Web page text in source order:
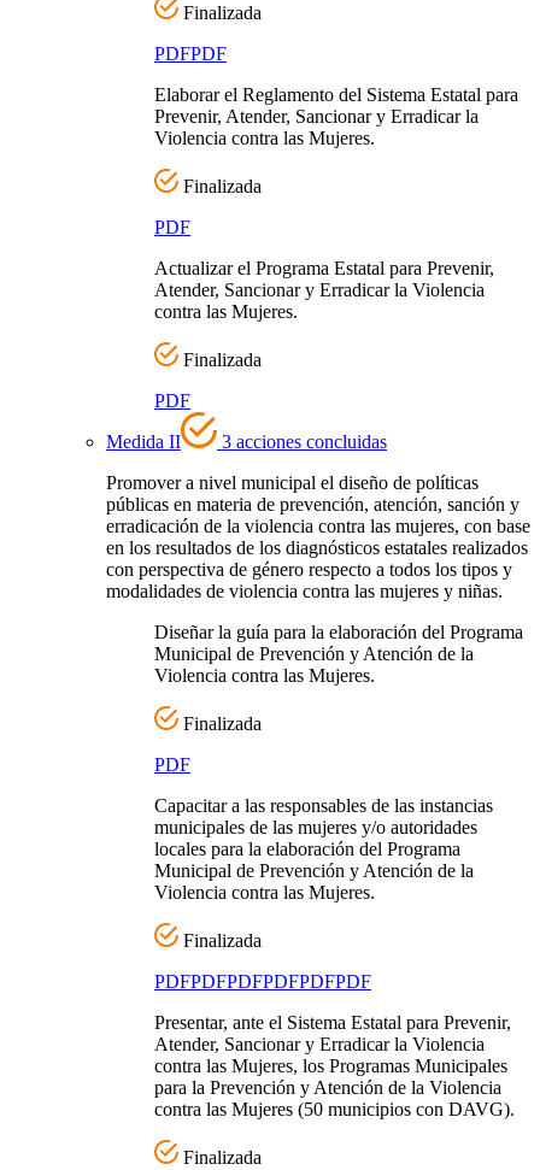
Finalizada
PDFPDF
Elaborar el Reglamento del Sistema Estatal para
Prevenir, Atender, Sancionar y Erradicar la
Violencia contra las Mujeres.
Finalizada
PDF
Actualizar el Programa Estatal para Prevenir,
Atender, Sancionar y Erradicar la Violencia
contra las Mujeres.
Finalizada
PDF
Medida II
3 acciones concluidas
Promover a nivel municipal el diseño de políticas
públicas en materia de prevención, atención, sanción y
erradicación de la violencia contra las mujeres, con base
en los resultados de los diagnósticos estatales realizados
con perspectiva de género respecto a todos los tipos y
modalidades de violencia contra las mujeres y niñas.
Diseñar la guía para la elaboración del Programa
Municipal de Prevención y Atención de la
Violencia contra las Mujeres.
Finalizada
PDF
Capacitar a las responsables de las instancias
municipales de las mujeres y/o autoridades
locales para la elaboración del Programa
Municipal de Prevención y Atención de la
Violencia contra las Mujeres.
Finalizada
PDFPDFPDFPDFPDFPDF
Presentar, ante el Sistema Estatal para Prevenir,
Atender, Sancionar y Erradicar la Violencia
contra las Mujeres, los Programas Municipales
para la Prevención y Atención de la Violencia
contra las Mujeres (50 municipios con DAVG).
Finalizada